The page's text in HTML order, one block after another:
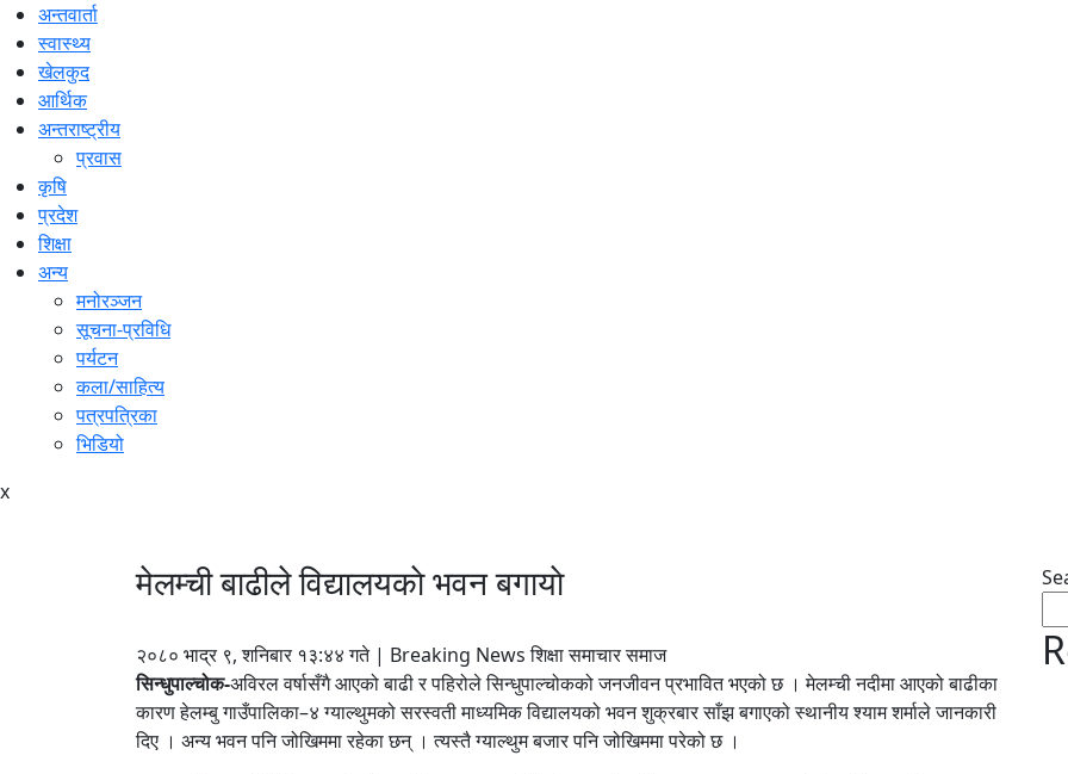
अन्तवार्ता
स्वास्थ्य
खेलकुद
आर्थिक
अन्तराष्ट्रीय
प्रवास
कृषि
प्रदेश
शिक्षा
अन्य
मनोरञ्जन
सूचना-प्रविधि
पर्यटन
कला/साहित्य
पत्रपत्रिका
भिडियो
x
मेलम्ची बाढीले विद्यालयकाे भवन बगायाे
२०८० भाद्र ९, शनिबार १३:४४ गते | Breaking News शिक्षा समाचार समाज
सिन्धुपाल्चोक-अविरल वर्षासँगै आएको बाढी र पहिरोले सिन्धुपाल्चोकको जनजीवन प्रभावित भएको छ । मेलम्ची नदीमा आएको बाढीका
कारण हेलम्बु गाउँपालिका–४ ग्याल्थुमको सरस्वती माध्यमिक विद्यालयको भवन शुक्रबार साँझ बगाएको स्थानीय श्याम शर्माले जानकारी
दिए । अन्य भवन पनि जोखिममा रहेका छन् । त्यस्तै ग्याल्थुम बजार पनि जोखिममा परेको छ ।